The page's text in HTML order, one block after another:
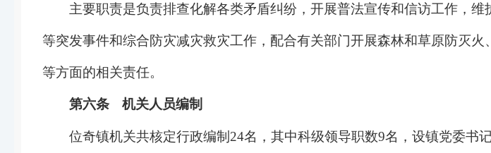
主要职责是负责排查化解各类矛盾纠纷，开展普法宣传和信访工作，
等突发事件和综合防灾减灾救灾工作，配合有关部门开展森林和草原防灭
等方面的相关责任。
第六条 机关人员编制
位奇镇机关共核定行政编制 24名，其中科级领导职数9名，设镇党委书